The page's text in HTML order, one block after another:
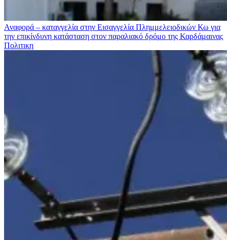
Αναφορά – καταγγελία στην Εισαγγελία Πλημμελειοδικών Κω για
την επικίνδυνη κατάσταση στον παραλιακό δρόμο της Καρδάμαινας
Πολιτικη